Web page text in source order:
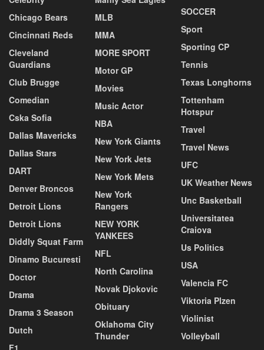
Chicago Bears
Cincinnati Reds
Cleveland
Guardians
Club Brugge
Comedian
Cska Sofia
Dallas Mavericks
Dallas Stars
DART
Denver Broncos
Detroit Lions
Detroit Lions
Diddly Squat Farm
Dinamo Bucuresti
Doctor
Drama
Drama 3 Season
Dutch
F1
MLB
MMA
MORE SPORT
Motor GP
Movies
Music Actor
NBA
New York Giants
New York Jets
New York Mets
New York
Rangers
NEW YORK
YANKEES
NFL
North Carolina
Novak Djokovic
Obituary
Oklahoma City
Thunder
SOCCER
Sport
Sporting CP
Tennis
Texas Longhorns
Tottenham
Hotspur
Travel
Travel News
UFC
UK Weather News
Unc Basketball
Universitatea
Craiova
Us Politics
USA
Valencia FC
Viktoria Plzen
Violinist
Volleyball